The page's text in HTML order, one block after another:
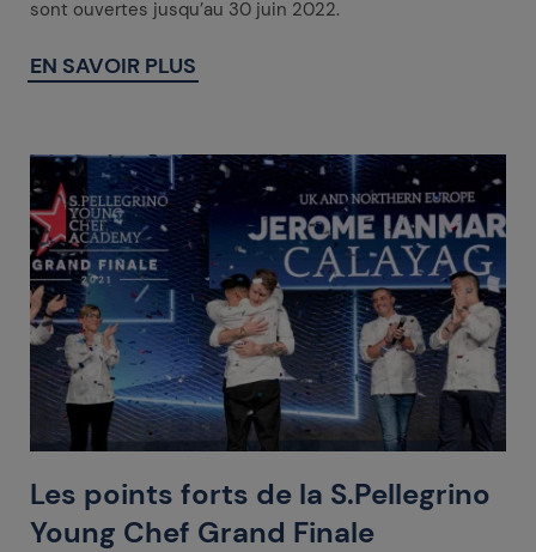
sont ouvertes jusqu’au 30 juin 2022.
EN SAVOIR PLUS
Les points forts de la S.Pellegrino
Young Chef Grand Finale